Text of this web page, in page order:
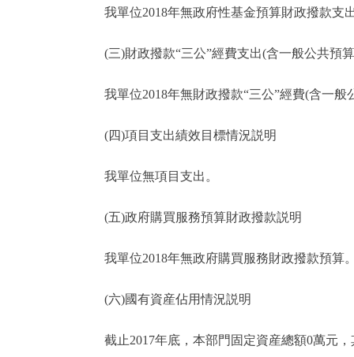
我單位2018年無政府性基金預算財政撥款支
(三)財政撥款“三公”經費支出(含一般公共預
我單位2018年無財政撥款“三公”經費(含一般
(四)項目支出績效目標情況説明
我單位無項目支出。
(五)政府購買服務預算財政撥款説明
我單位2018年無政府購買服務財政撥款預算
(六)國有資産佔用情況説明
截止2017年底，本部門固定資産總額0萬元，